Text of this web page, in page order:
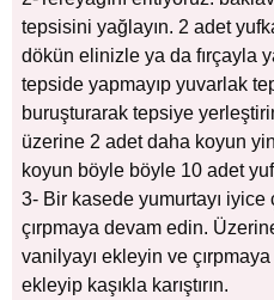
tepsisini yağlayın. 2 adet
dökün elinizle ya da fırçayla
tepside yapmayıp yuvarlak
buruşturarak tepsiye
üzerine 2 adet daha koyun
koyun böyle böyle 10 adet
3- Bir kasede yumurtayı iyice
çırpmaya devam edin.
vanilyayı ekleyin ve
ekleyip kaşıkla karıştırın.